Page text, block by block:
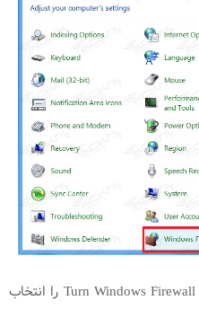
از منوی سمت چپ گزینه Turn Windows Firewall on or off را انتخاب